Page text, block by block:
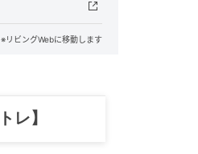
※リビングWebに移動します